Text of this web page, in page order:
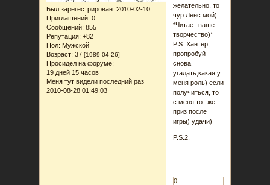
Был зарегестрирован: 2010-02-10
Приглашений: 0
Сообщений: 855
Репутация: +82
Пол: Мужской
Возраст: 37 [1989-04-26]
Просидел на форуме:
19 дней 15 часов
Меня тут видели последний раз
2010-08-28 01:49:03
желательно, то
чур Ленс мой)
*Читает ваше
творчество)*
P.S. Хантер,
пропробуй
снова
угадать,какая у
меня роль) если
получиться, то
с меня тот же
приз после
игры) удачи)
P.S.2.
0